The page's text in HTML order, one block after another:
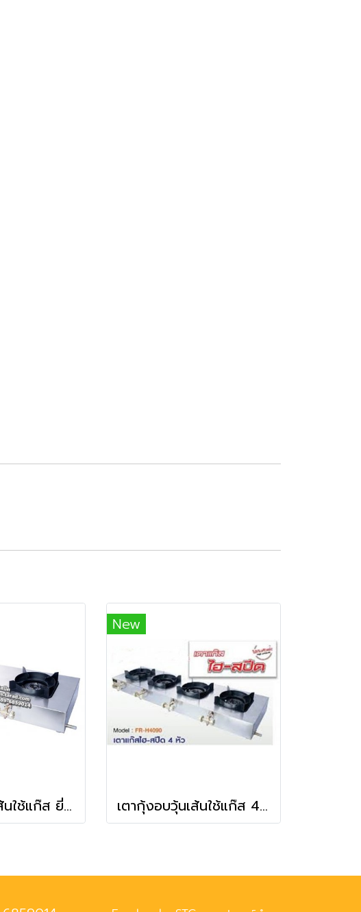
เตากุ้งอบวุ้นเส้นใช้แก๊ส ยี่ห้อ Fry King รุ่น FR-H2090
New
เตากุ้งอบวุ้นเส้นใช้แก๊ส 4 หัวเตา ยี่ห้อ Fry King รุ่น FR-H4090